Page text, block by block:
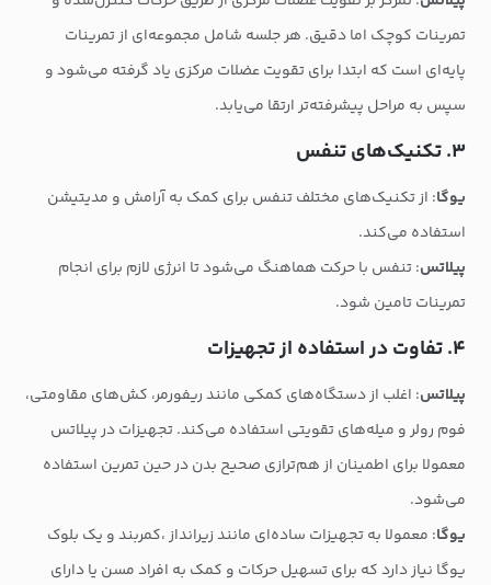
تمرینات کوچک اما دقیق. هر جلسه شامل مجموعه‌ای از تمرینات
پایه‌ای است که ابتدا برای تقویت عضلات مرکزی یاد گرفته می‌شود و
سپس به مراحل پیشرفته‌تر ارتقا می‌یابد.
۳. تکنیک‌های تنفس
یوگا: از تکنیک‌های مختلف تنفس برای کمک به آرامش و مدیتیشن
استفاده می‌کند.
پیلاتس: تنفس با حرکت هماهنگ می‌شود تا انرژی لازم برای انجام
تمرینات تامین شود.
۴. تفاوت‌ در استفاده از تجهیزات
پیلاتس: اغلب از دستگاه‌های کمکی مانند ریفورمر، کش‌های مقاومتی،
فوم رولر و میله‌های تقویتی استفاده می‌کند. تجهیزات در پیلاتس
معمولا برای اطمینان از هم‌ترازی صحیح بدن در حین تمرین استفاده
می‌شود.
یوگا: معمولا به تجهیزات ساده‌ای مانند زیرانداز ،کمربند و یک بلوک
یوگا نیاز دارد که برای تسهیل حرکات و کمک به افراد مسن یا دارای